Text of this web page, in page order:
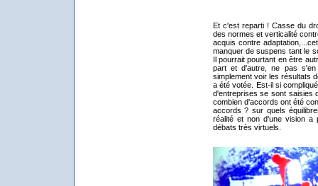
Et c'est reparti ! Casse du
des normes et verticalité
acquis contre
manquer de suspens tant le
Il pourrait pourtant en être
part et d'autre, ne pas
simplement voir les résultats
a été votée. Est-il si
d'entreprises se sont saisies
combien d'accords ont été
accords ? sur quels
réalité et non d'une vision a
débats très virtuels.